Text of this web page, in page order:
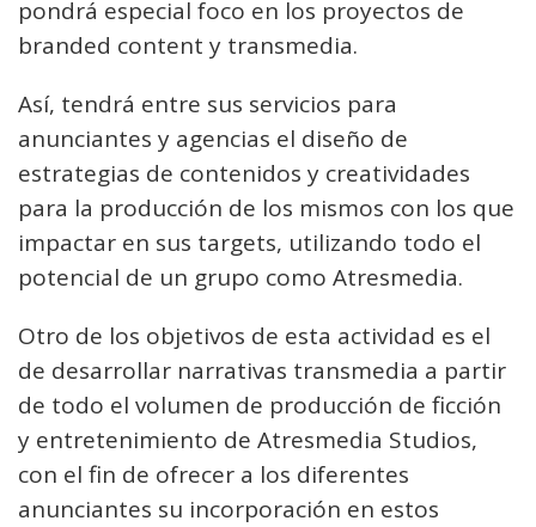
pondrá especial foco en los proyectos de
branded content y transmedia.
Así, tendrá entre sus servicios para
anunciantes y agencias el diseño de
estrategias de contenidos y creatividades
para la producción de los mismos con los que
impactar en sus targets, utilizando todo el
potencial de un grupo como Atresmedia.
Otro de los objetivos de esta actividad es el
de desarrollar narrativas transmedia a partir
de todo el volumen de producción de ficción
y entretenimiento de Atresmedia Studios,
con el fin de ofrecer a los diferentes
anunciantes su incorporación en estos